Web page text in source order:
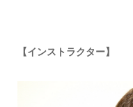
【インストラクター】